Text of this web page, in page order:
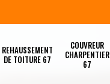
REHAUSSEMENT
DE TOITURE 67
COUVREUR
CHARPENTIER
67